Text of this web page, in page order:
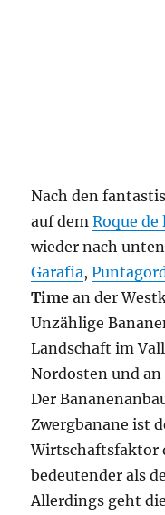
Nach den
auf demRoque
wieder nach
Garafia,
Time an der
Unzählige
Landschaft im
Nordosten und
Der
Zwergbanane ist
Wirtschaftsfaktor
bedeutender als
Allerdings geht